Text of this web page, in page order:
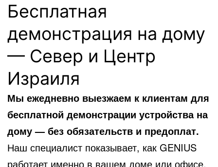
Бесплатная
демонстрация на дому
— Север и Центр
Израиля
Мы ежедневно выезжаем к клиентам для
бесплатной демонстрации устройства на
дому — без обязательств и предоплат.
Наш специалист показывает, как GENIUS
работает именно в вашем доме или офисе,